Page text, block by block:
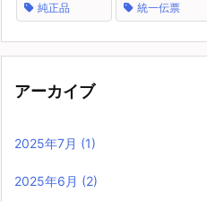
純正品 統一伝票
アーカイブ
2025年7月 (1)
2025年6月 (2)